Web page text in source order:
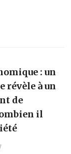
: un
révèle à un
de
il